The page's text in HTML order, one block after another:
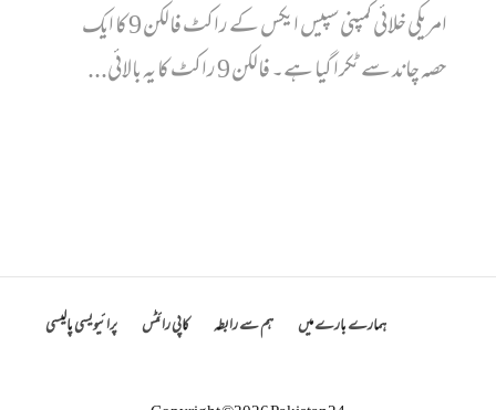
امریکی خلائی کمپنی سپیس ایکس کے راکٹ فالکن 9 کا ایک
حصہ چاند سے ٹکرا گیا ہے۔ فالکن 9 راکٹ کا یہ بالائی...
ہمارے بارے میں ہم سے رابطہ کاپی رائٹس پرائیویسی پالیسی